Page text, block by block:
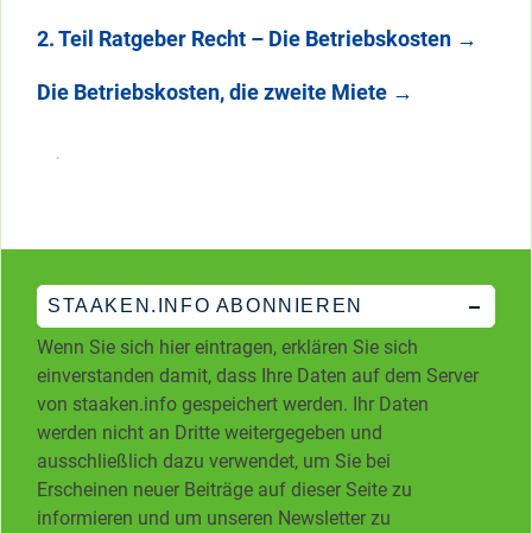
2. Teil Ratgeber Recht – Die Betriebskosten →
Die Betriebskosten, die zweite Miete →
STAAKEN.INFO ABONNIEREN
Wenn Sie sich hier eintragen, erklären Sie sich
einverstanden damit, dass Ihre Daten auf dem Server
von staaken.info gespeichert werden. Ihr Daten
werden nicht an Dritte weitergegeben und
ausschließlich dazu verwendet, um Sie bei
Erscheinen neuer Beiträge auf dieser Seite zu
informieren und um unseren Newsletter zu